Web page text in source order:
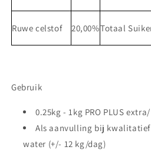
Ruwe celstof 20,00%Totaal
Gebruik
0.25kg - 1kg PRO PLUS
Als aanvulling bij kwalitatief
water (+/- 12 kg/dag)